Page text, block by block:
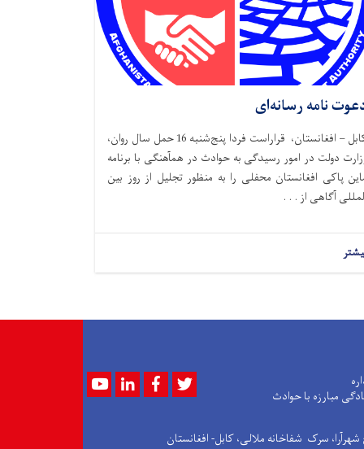
نامه رسانه‌ای
کابل – افغانستان، قراراست فردا پنج‌شنبه 16 حمل سال روان،
دولت در امور رسیدگی به حوادث در همآهنگی با برنامه
پاکی افغانستان محفلی را به منظور تجلیل از روز بین
آگاهی از . . .
مبارزه با حوادث
YoutubeLinkedInFacebook
سرک شفاخانه ملالی، کابل- افغانستان